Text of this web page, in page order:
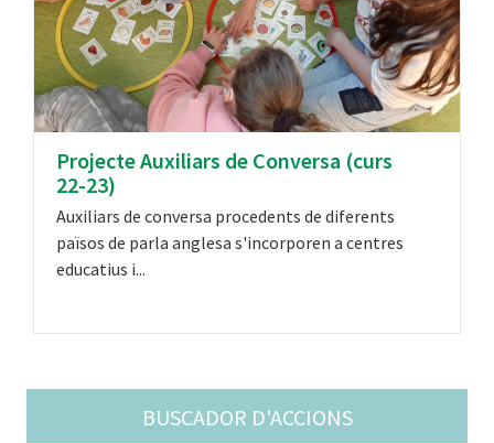
Projecte Auxiliars de Conversa (curs
22-23)
Auxiliars de conversa procedents de diferents
països de parla anglesa s'incorporen a centres
educatius i...
BUSCADOR D'ACCIONS